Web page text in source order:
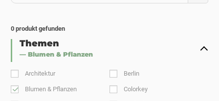
0 produkt gefunden
Themen
— Blumen & Pflanzen
Architektur Berlin
Blumen & Pflanzen Colorkey